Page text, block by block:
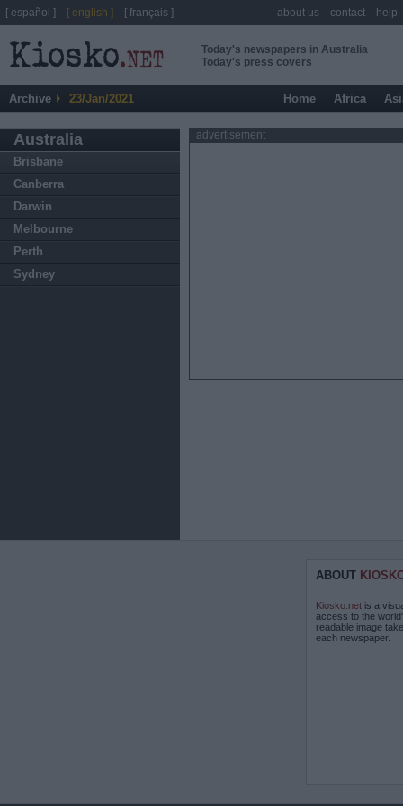
Today's newspapers in Australia
Today's press covers
Archive 23/Jan/2021 Home Africa
Australia
Brisbane
Canberra
Darwin
Melbourne
Perth
Sydney
advertisement
ABOUT
Kiosko.net is a
access to the
readable image
each newspaper.
[ español ] [ english ] [ français ] about us contact help